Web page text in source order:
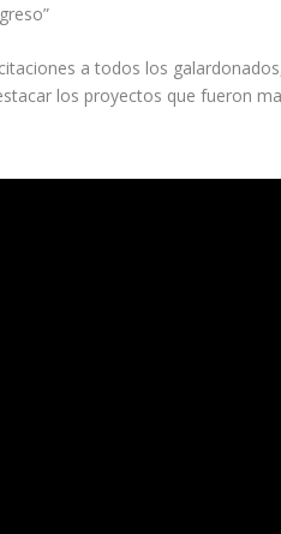
a todos los
los proyectos que fueron